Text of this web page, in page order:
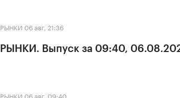
РЫНКИ 06 авг, 21:36
РЫНКИ. Выпуск за 09:40,
РЫНКИ 06 авг, 09:40